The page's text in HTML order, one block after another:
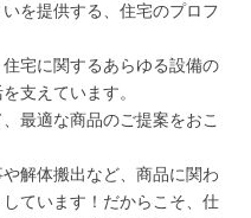
を提供する、住宅のプロフ
宅に関するあらゆる設備の
支えています。
最適な商品のご提案をおこ
解体搬出など、商品に関わ
ています！だからこそ、仕